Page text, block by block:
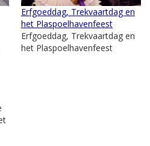
Erfgoeddag, Trekvaartdag en
het Plaspoelhavenfeest
Erfgoeddag, Trekvaartdag en
het Plaspoelhavenfeest